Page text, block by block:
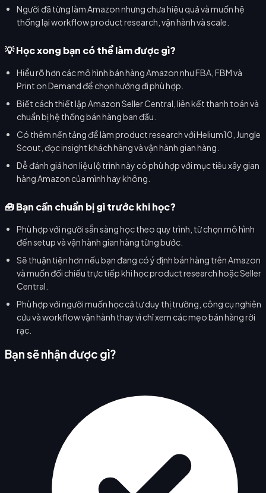
Người đã từng làm Amazon nhưng chưa hiệu quả và muốn hệ
thống lại workflow product research, vận hành và scale.
💡 Học xong bạn có thể làm được gì?
Hiểu rõ hơn các mô hình bán hàng Amazon như FBA, FBM và
Print on Demand để chọn hướng đi phù hợp.
Biết cách thiết lập Amazon Seller Central, liên kết thanh toán và
chuẩn bị hệ thống bán hàng ban đầu.
Có thêm nền tảng để làm product research với Helium10, Jungle
Scout, đọc insight khách hàng và vận hành gian hàng.
Dễ đánh giá hơn liệu lộ trình này có phù hợp với mục tiêu xây gian
hàng Amazon của mình hay không.
🧰 Bạn cần chuẩn bị gì trước khi học?
Phù hợp với người sẵn sàng học theo quy trình, từ chọn mô hình
đến setup và vận hành gian hàng từng bước.
Sẽ thuận tiện hơn nếu bạn đang có ý định bán hàng trên Amazon
và muốn đối chiếu trực tiếp khi học product research hoặc Seller
Central.
Phù hợp với người muốn học cả tư duy thị trường, công cụ nghiên
cứu và workflow vận hành thay vì chỉ xem các mẹo bán hàng rời
rạc.
Bạn sẽ nhận được gì?